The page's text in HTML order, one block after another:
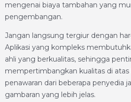
mengenai biaya tambahan yang
pengembangan.
Jangan langsung tergiur dengan
Aplikasi yang kompleks
ahli yang berkualitas, sehingga
mempertimbangkan kualitas di atas
penawaran dari beberapa penyedia
gambaran yang lebih jelas.